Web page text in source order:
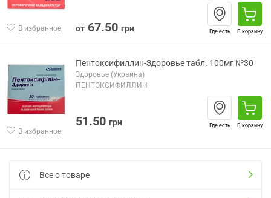
В избранное от 67.50 грн Где есть В корзину
В избранное
Пентоксифиллин-Здоровье табл. 100мг №30
Здоровье (Украина)
ПЕНТОКСИФИЛЛИН
51.50 грн Где есть В корзину
Все о товаре